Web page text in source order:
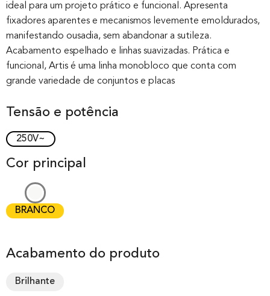
based on
customer
rating
ideal para um projeto prático e funcional. Apresenta
fixadores aparentes e mecanismos levemente emoldurados,
manifestando ousadia, sem abandonar a sutileza.
Acabamento espelhado e linhas suavizadas. Prática e
funcional, Artis é uma linha monobloco que conta com
grande variedade de conjuntos e placas
Tensão e potência
250V~
Cor principal
BRANCO
Acabamento do produto
Brilhante